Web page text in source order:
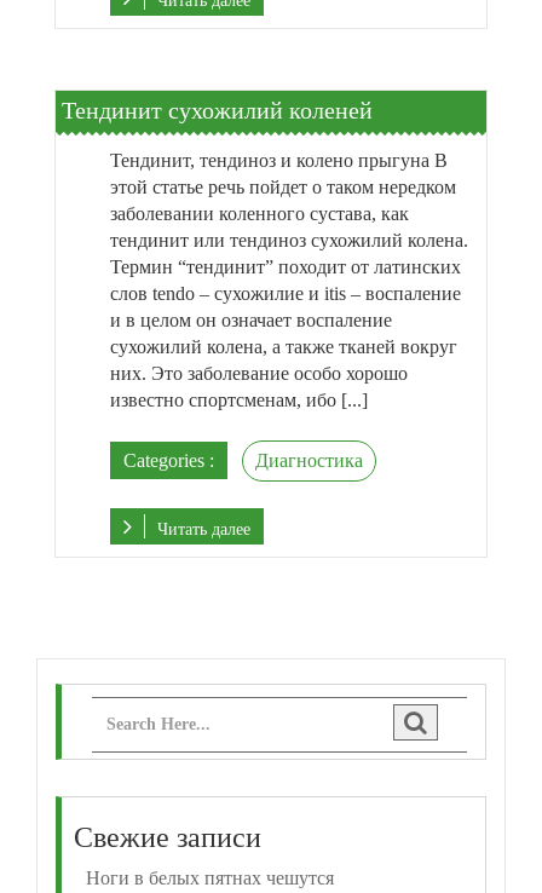
Тендинит сухожилий коленей
Тендинит, тендиноз и колено прыгуна В
этой статье речь пойдет о таком нередком
заболевании коленного сустава, как
тендинит или тендиноз сухожилий колена.
Термин “тендинит” походит от латинских
слов tendo – сухожилие и itis – воспаление
и в целом он означает воспаление
сухожилий колена, а также тканей вокруг
них. Это заболевание особо хорошо
известно спортсменам, ибо [...]
Categories : Диагностика
Читать далее
Свежие записи
Ноги в белых пятнах чешутся